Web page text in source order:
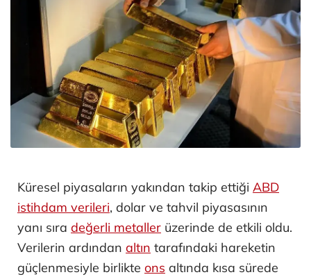
Küresel piyasaların yakından takip ettiği ABD
istihdam verileri, dolar ve tahvil piyasasının
yanı sıra değerli metaller üzerinde de etkili oldu.
Verilerin ardından altın tarafındaki hareketin
güçlenmesiyle birlikte ons altında kısa sürede